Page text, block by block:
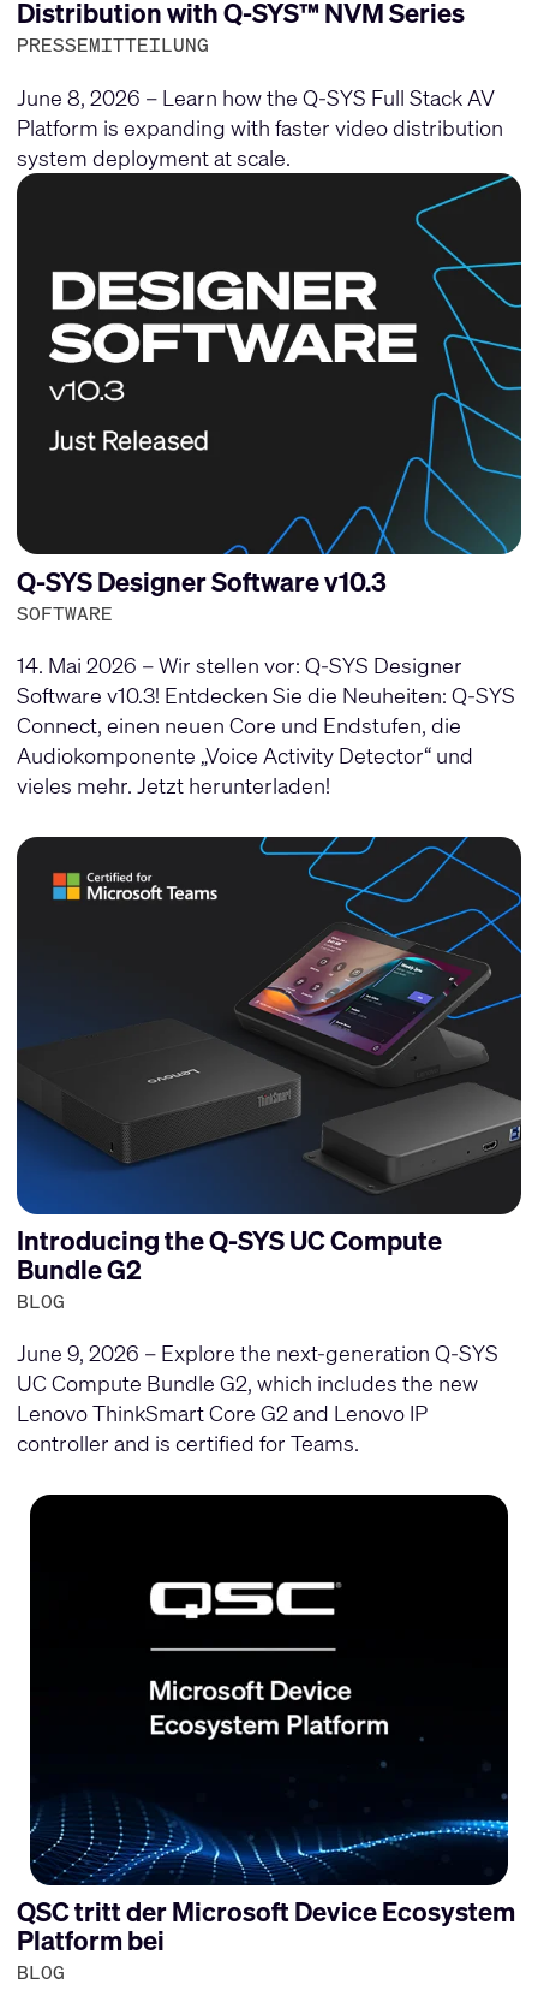
Distribution with Q-SYS™ NVM Series
PRESSEMITTEILUNG
June 8, 2026 – Learn how the Q-SYS Full Stack AV
Platform is expanding with faster video distribution
system deployment at scale.
Q-SYS Designer Software v10.3
SOFTWARE
14. Mai 2026 – Wir stellen vor: Q-SYS Designer
Software v10.3! Entdecken Sie die Neuheiten: Q-SYS
Connect, einen neuen Core und Endstufen, die
Audiokomponente „Voice Activity Detector“ und
vieles mehr. Jetzt herunterladen!
Introducing the Q-SYS UC Compute
Bundle G2
BLOG
June 9, 2026 – Explore the next-generation Q-SYS
UC Compute Bundle G2, which includes the new
Lenovo ThinkSmart Core G2 and Lenovo IP
controller and is certified for Teams.
QSC tritt der Microsoft Device Ecosystem
Platform bei
BLOG